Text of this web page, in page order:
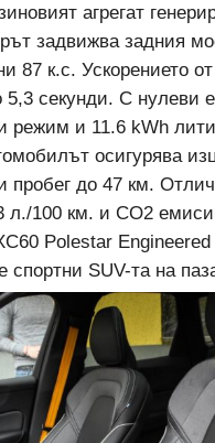
агрегат
задвижва задния
87 к.с. Ускорението
5,3 секунди. С нулеви
режим и 11.6 kWh
осигурява
пробег до 47 км.
л./100 км. и CO2
Polestar
спортни SUV-та на